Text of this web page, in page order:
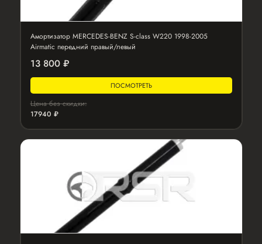
Амортизатор MERCEDES-BENZ S-class W220 1998-2005
Airmatic передний правый/левый
13 800 ₽
ПОСМОТРЕТЬ
Цена без скидки:
17940 ₽